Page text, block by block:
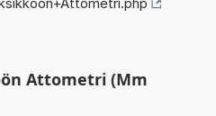
Attometri (Mm